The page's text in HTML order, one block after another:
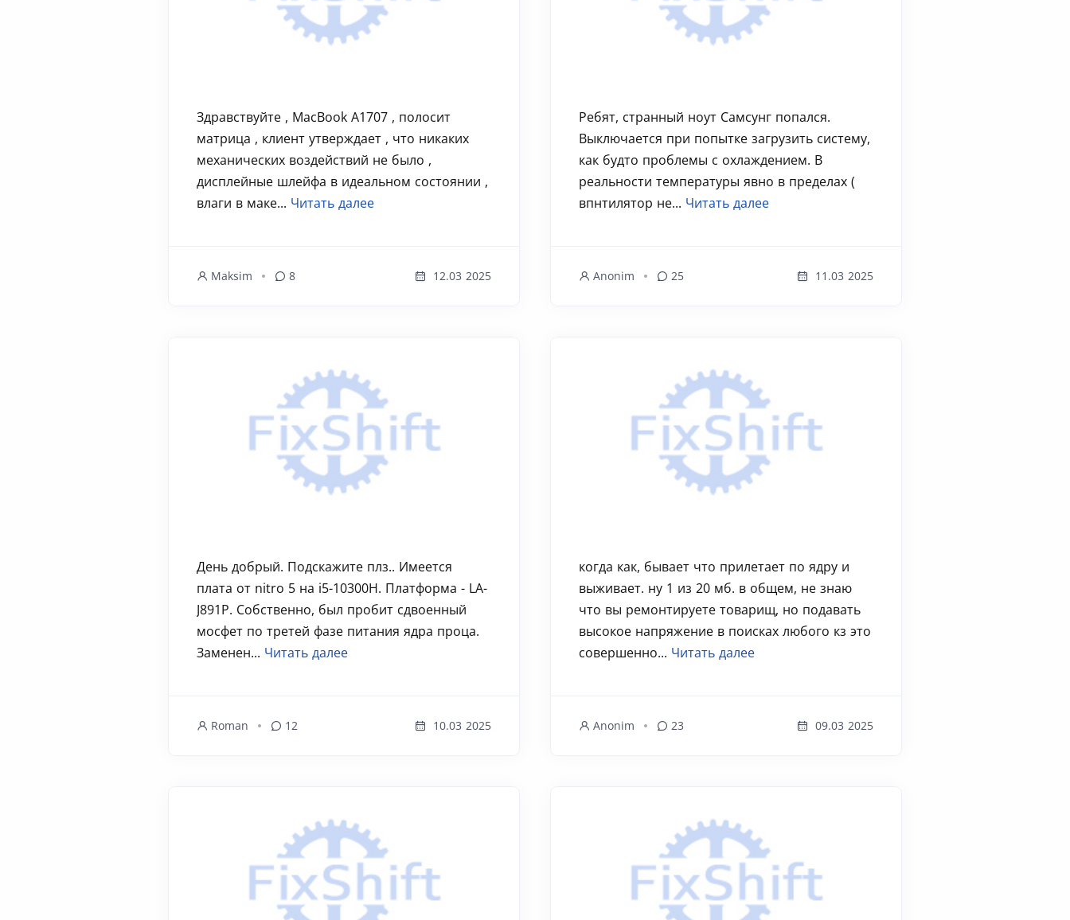
Здравствуйте , MacBook A1707 , полосит
матрица , клиент утверждает , что никаких
механических воздействий не было ,
дисплейные шлейфа в идеальном состоянии ,
влаги в маке... Читать далее
Maksim 8 12.03 2025
Ребят, странный ноут Самсунг попался.
Выключается при попытке загрузить систему,
как будто проблемы с охлаждением. В
реальности температуры явно в пределах (
впнтилятор не... Читать далее
Anonim 25 11.03 2025
День добрый. Подскажите плз.. Имеется
плата от nitro 5 на i5-10300H. Платформа - LA-
J891P. Собственно, был пробит сдвоенный
мосфет по третей фазе питания ядра проца.
Заменен... Читать далее
Roman 12 10.03 2025
когда как, бывает что прилетает по ядру и
выживает. ну 1 из 20 мб. в общем, не знаю
что вы ремонтируете товарищ, но подавать
высокое напряжение в поисках любого кз это
совершенно... Читать далее
Anonim 23 09.03 2025